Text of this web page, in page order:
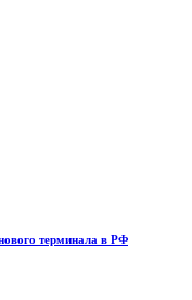
терминала в РФ